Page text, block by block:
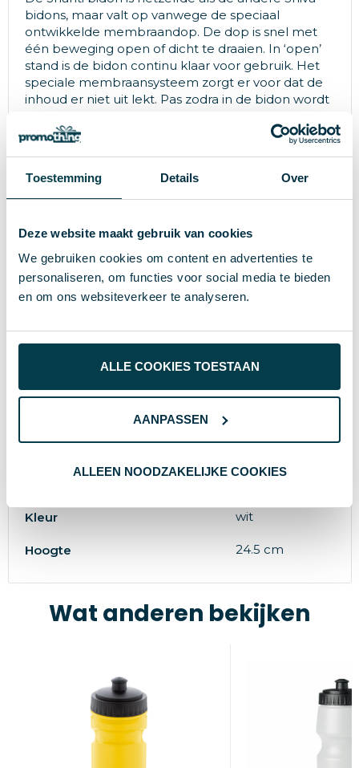
Toestemming Details Over
Deze website maakt gebruik van cookies
We gebruiken cookies om content en advertenties te
personaliseren, om functies voor social media te bieden
en om ons websiteverkeer te analyseren.
ALLE COOKIES TOESTAAN
AANPASSEN
ALLEEN NOODZAKELIJKE COOKIES
bidons, maar valt op vanwege de speciaal
ontwikkelde membraandop. De dop is snel met
één beweging open of dicht te draaien. In ‘open’
stand is de bidon continu klaar voor gebruik. Het
speciale membraansysteem zorgt er voor dat de
inhoud er niet uit lekt. Pas zodra in de bidon wordt
gewenste hoeveelheid. De dop kan ook ‘op slot’
worden gedraaid. -Unieke innovatieve Shanti
afbreekbaar en biobased plastic gemaakt van
suikerriet -Groot oppervlak voor full colour
Kleur wit
Hoogte 24.5 cm
Wat anderen bekijken